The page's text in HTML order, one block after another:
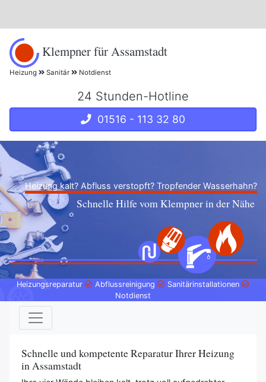
Klempner für Assamstadt
Heizung Sanitär Notdienst
24 Stunden-Hotline
01516 - 113 32 80
Heizung kalt? Abfluss verstopft? Tropfender Wasserhahn?
Schnelle Hilfe vom Klempner in der Nähe
Heizungsreparatur Abflussreinigung
Sanitärinstallationen
Notdienst
Schnelle und kompetente Reparatur Ihrer Heizung
in Assamstadt